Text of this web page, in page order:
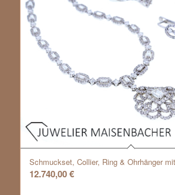
Schmuckset, Collier, Ring & Ohrhänger
12.740,00€